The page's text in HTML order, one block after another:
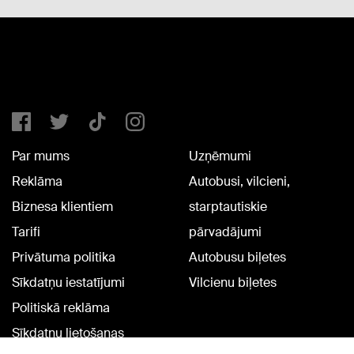
Par mums
Reklāma
Biznesa klientiem
Tarifi
Privātuma politika
Sīkdatņu iestatījumi
Politiskā reklāma
Sīkdatņu lietošanas
Uzņēmumi
Autobusi, vilcieni,
starptautiskie
pārvadājumi
Autobusu biļetes
Vilcienu biļetes